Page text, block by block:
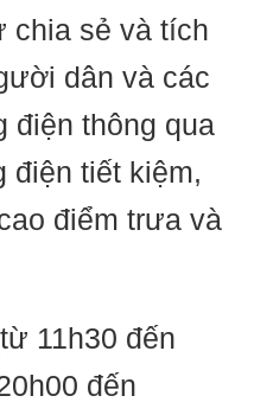
chia sẻ và tích
dân và các
điện thông qua
điện tiết kiệm,
điểm trưa và
11h30 đến
đến